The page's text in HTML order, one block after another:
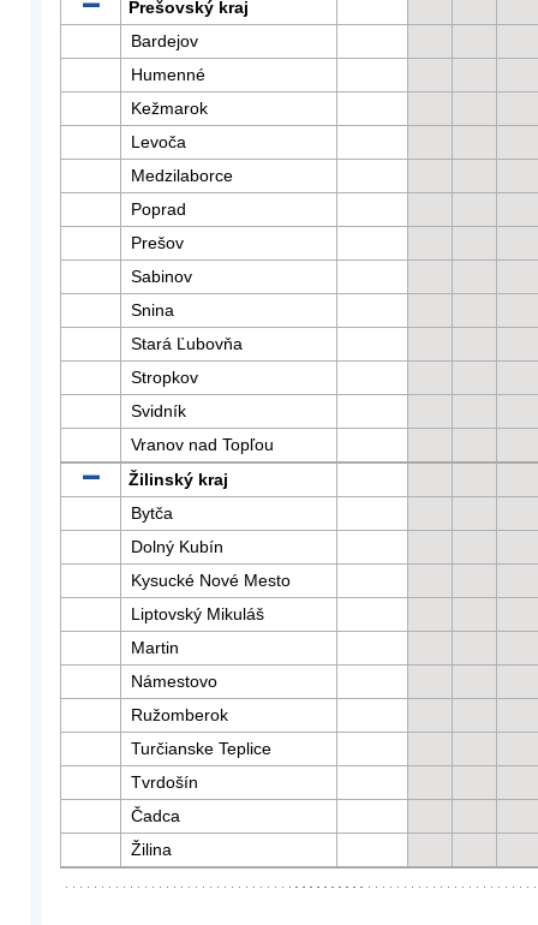
Prešovský kraj
Bardejov
Humenné
Kežmarok
Levoča
Medzilaborce
Poprad
Prešov
Sabinov
Snina
Stará Ľubovňa
Stropkov
Svidník
Vranov nad Topľou
Žilinský kraj
Bytča
Dolný Kubín
Kysucké Nové Mesto
Liptovský Mikuláš
Martin
Námestovo
Ružomberok
Turčianske Teplice
Tvrdošín
Čadca
Žilina